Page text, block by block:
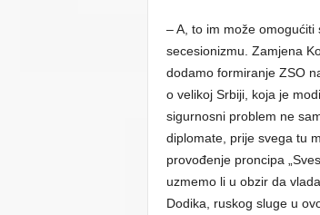
– A, to im može
secesionizmu. Zamjena
dodamo formiranje ZSO
o velikoj Srbiji, koja je
sigurnosni problem ne
diplomate, prije svega tu
provođenje proncipa
uzmemo li u obzir da
Dodika, ruskog sluge u